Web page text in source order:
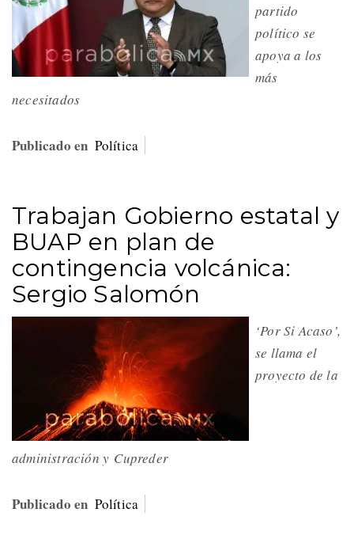
partido
político se
apoya a los
más
necesitados
Publicado en Política
Trabajan Gobierno estatal y
BUAP en plan de
contingencia volcánica:
Sergio Salomón
‘Por Si Acaso’,
se llama el
proyecto de la
administración y Cupreder
Publicado en Política